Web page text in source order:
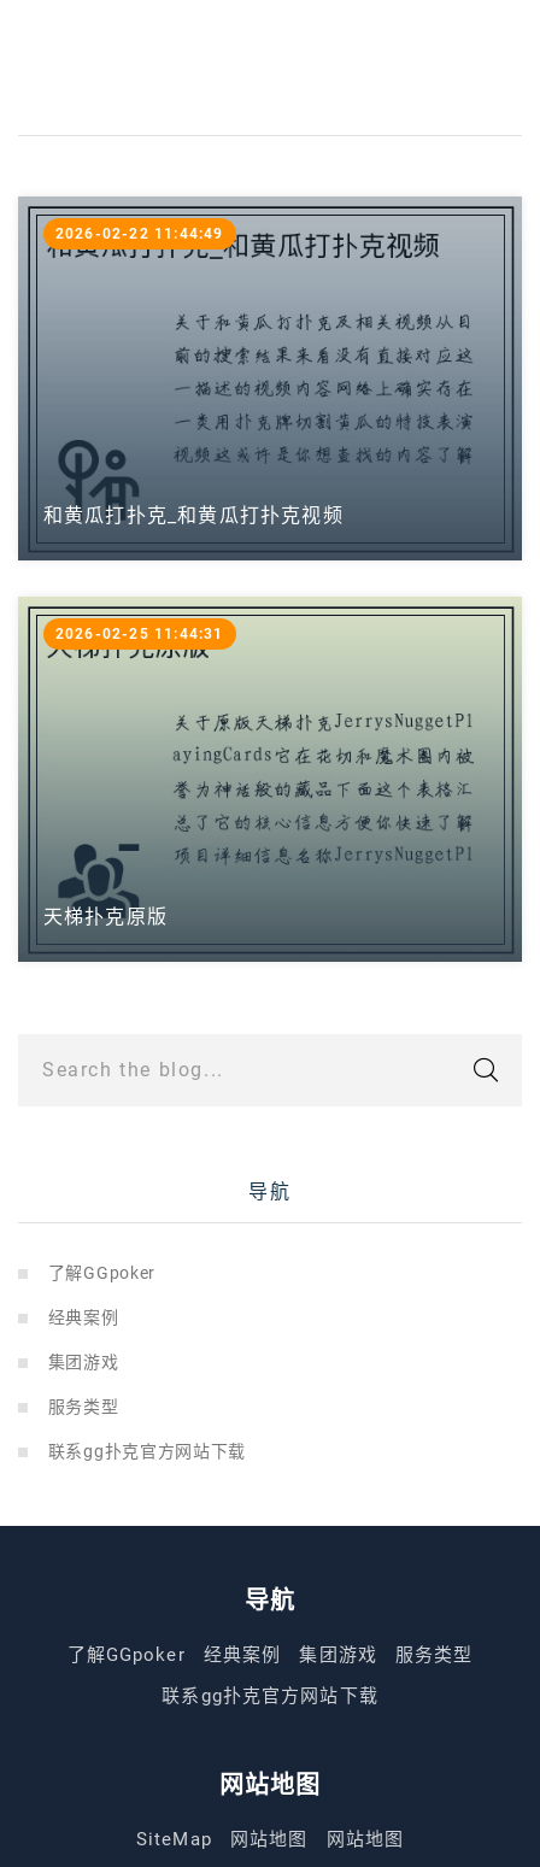
和黄瓜打扑克_和黄瓜打扑克视频
2026-02-22 11:44:49
天梯扑克原版
2026-02-25 11:44:31
Search the blog...
导航
了解GGpoker
经典案例
集团游戏
服务类型
联系gg扑克官方网站下载
导航
了解GGpoker 经典案例 集团游戏
服务类型
联系gg扑克官方网站下载
网站地图
SiteMap 网站地图
网站地图